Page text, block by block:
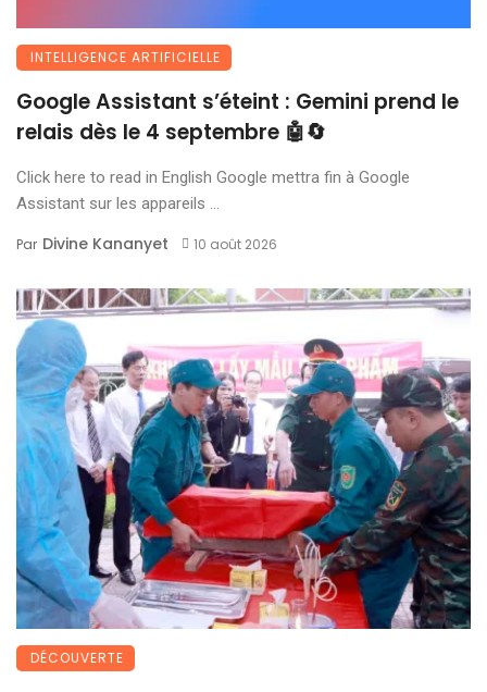
INTELLIGENCE ARTIFICIELLE
Google Assistant s’éteint : Gemini prend le
relais dès le 4 septembre 🤖🔄
Click here to read in English Google mettra fin à Google
Assistant sur les appareils ...
Par Divine Kananyet 10 août 2026
DÉCOUVERTE